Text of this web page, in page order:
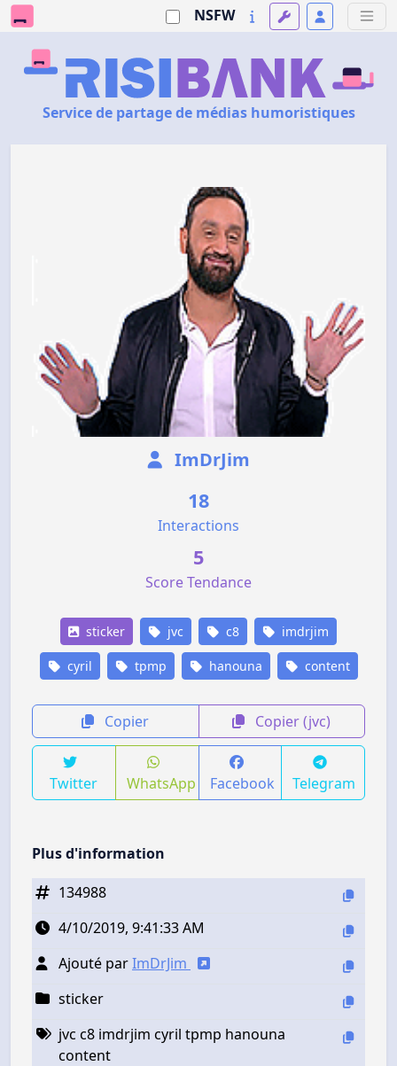
NSFW
Service de partage de médias humoristiques
ImDrJim
18
Interactions
5
Score Tendance
sticker jvc c8 imdrjim
cyril tpmp hanouna content
Copier Copier (jvc)
Twitter WhatsApp Facebook Telegram
Plus d'information
134988
4/10/2019, 9:41:33 AM
Ajouté parImDrJim
sticker
jvc c8 imdrjim cyril tpmp hanouna
content